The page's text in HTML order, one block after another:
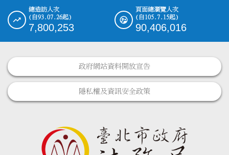
總造訪人次
(自93.07.26起)
7,800,253
頁面總瀏覽人次
(自105.7.15起)
90,406,016
政府網站資料開放宣告
隱私權及資訊安全政策